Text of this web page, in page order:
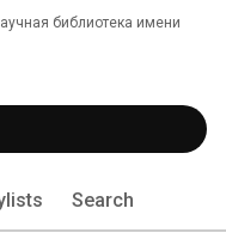
библиотека имени
Search